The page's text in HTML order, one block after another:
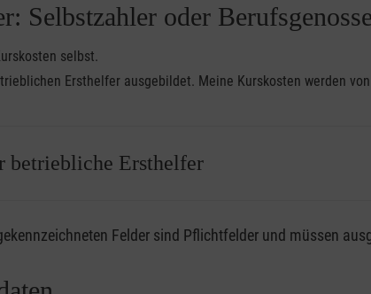
Selbstzahler oder
selbst.
Ersthelfer ausgebildet. Meine Kurskosten werden
betriebliche Ersthelfer
Ihrer Berufsgenossenschaft /
Andernfalls erfolgt eine Abrechnung der vollen
Felder sind Pflichtfelder und müssen